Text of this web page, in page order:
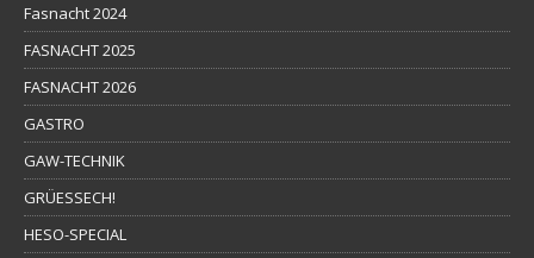
Fasnacht 2024
FASNACHT 2025
FASNACHT 2026
GASTRO
GAW-TECHNIK
GRÜESSECH!
HESO-SPECIAL